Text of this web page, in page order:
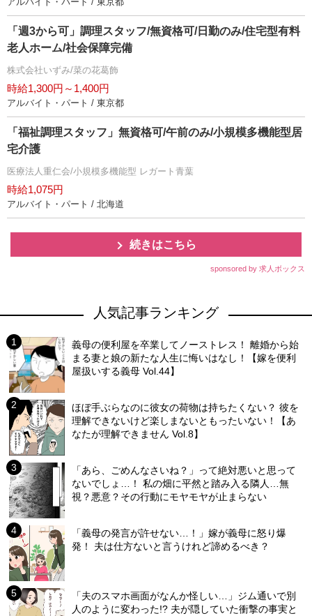
「週3から可」調理スタッフ/無資格可/日勤のみ/住宅型有料
老人ホーム/社会保障完備
株式会社いずみ/菜の花葛飾
時給1,300円～1,400円
アルバイト・パート / 東京都
「福祉調理スタッフ」無資格可/午前のみ/小規模多機能型居
宅介護
医療法人重仁会/小規模多機能型 レガート青葉
時給1,075円
アルバイト・パート / 北海道
続きはこちら
sponsored by 求人ボックス
人気記事ランキング
義母の便利屋を卒業してノーストレス！ 離婚から始
まる妻と娘の新たな人生に悔いはなし！【嫁を便利
屋扱いする義母 Vol.44】
ほぼ手ぶらなのに彼女の荷物は持ちたくない？ 彼を
理解できないけど楽しまないともったいない！【あ
なたが理解できません Vol.8】
「あら、ごめんなさいね？」って絶対悪いと思って
ないでしょ…！ 私の畑に平然と踏み入る隣人…無
視？悪意？その行動にモヤモヤが止まらない
「義母の発言が許せない…！」嫁が義母に怒り爆
発！ 夫は仕方ないと言うけれど諦めるべき？
「夫のスマホ画面がなんか怪しい…」ジム通いで別
人のように変わった!? 夫が隠していた衝撃の事実と